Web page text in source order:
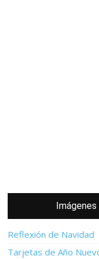
Reflexión de Navidad
Tarjetas de Año